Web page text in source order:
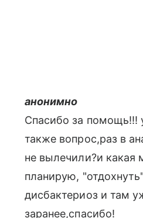
анонимно
Спасибо за помощь!!!
также вопрос,раз в
не вылечили?и какая
планирую,
дисбактериоз и там
заранее,спасибо!